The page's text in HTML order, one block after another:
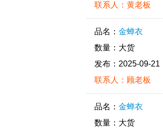
联系人：黄老板
品名： 金蝉衣
数量：大货
发布：2025-09-21
联系人：顾老板
品名： 金蝉衣
数量：大货